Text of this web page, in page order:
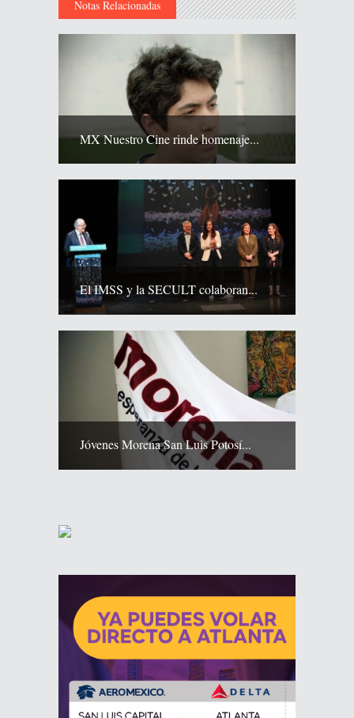
Notas Relacionadas
MX Nuestro Cine rinde homenaje...
El IMSS y la SECULT colaboran...
Jóvenes Morena San Luis Potosí...